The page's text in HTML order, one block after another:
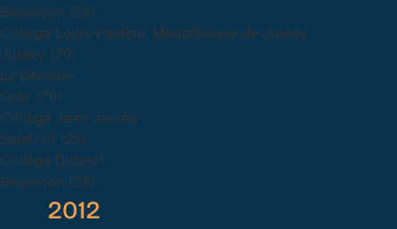
Besançon (25)
Collège Louis-Pasteur, Médiathèque de Jussey
Jussey (70)
La Librairie
Gray (70)
Collège Jean-Jaurès
Saint-Vit (25)
Collège Diderot
Besançon (25)
2012